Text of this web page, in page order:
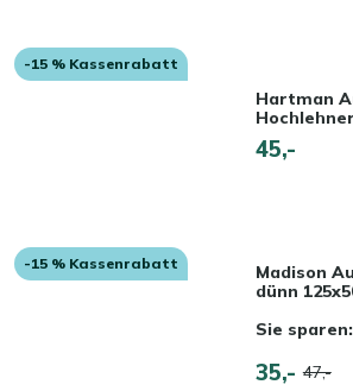
-15 % Kassenrabatt
Hartman
45,-
-15 % Kassenrabatt
Madison
dünn
Sie sparen:
35,- 47,-